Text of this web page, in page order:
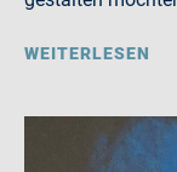
WEITERLESEN